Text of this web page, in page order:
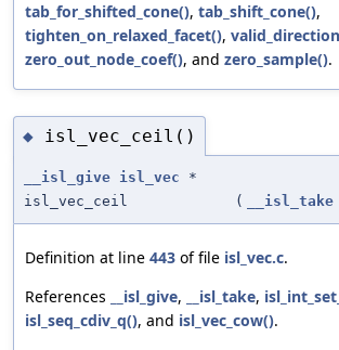
tab_for_shifted_cone(), tab_shift_cone(),
tighten_on_relaxed_facet(),
zero_out_node_coef(), and zero_sample().
◆ isl_vec_ceil()
__isl_give isl_vec *
isl_vec_ceil
( __isl_take
Definition at line 443 of file isl_vec.c.
References
__isl_give, __isl_take,
isl_seq_cdiv_q(), and isl_vec_cow().